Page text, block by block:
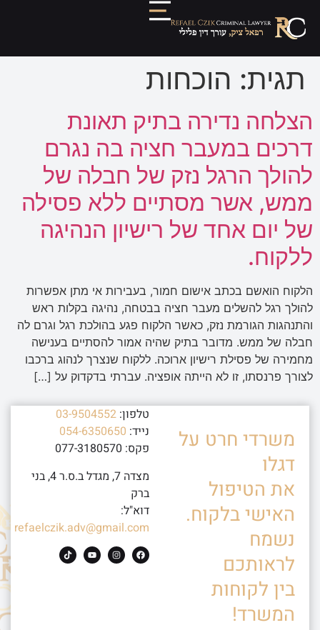
תגית: הוכחות
הצלחה נדירה בתיק תאונת
דרכים במעבר חציה בה נגרם
להולך הרגל נזק של חבלה של
ממש, אשר מסתיים ללא פסילה
של יום אחד של רישיון הנהיגה
ללקוח.
הלקוח הואשם בכתב אישום חמור, בעבירות אי מתן אפשרות
להולך רגל להשלים מעבר חציה בבטחה, נהיגה בקלות ראש
והתנהגות הגורמת נזק, כאשר הלקוח פגע בהולכת רגל וגרם לה
חבלה של ממש. מדובר בתיק שהיה אמור להסתיים בענישה
מחמירה של פסילת רישיון ארוכה. ללקוח שנצרך לנהוג ברכבו
לצורך פרנסתו, זו לא הייתה אופציה. עברתי בדקדוק על […]
משרדי חרט על
דגלו
את הטיפול
האישי בלקוח.
נשמח
לראותכם
בין לקוחות
המשרד!
טלפון: 03-9504552
נייד: 054-6350650
פקס: 077-3180570
מצדה 7, מגדל ב.ס.ר 4, בני
ברק
דוא"ל:
refaelczik.adv@gmail.com